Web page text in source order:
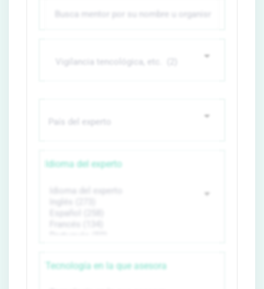
Idioma del experto
Tecnología en la que asesora